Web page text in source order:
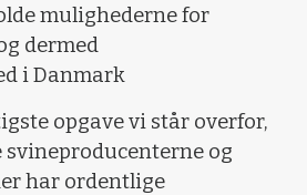
mulighederne for
dermed
i Danmark
opgave vi står overfor,
svineproducenterne og
har ordentlige